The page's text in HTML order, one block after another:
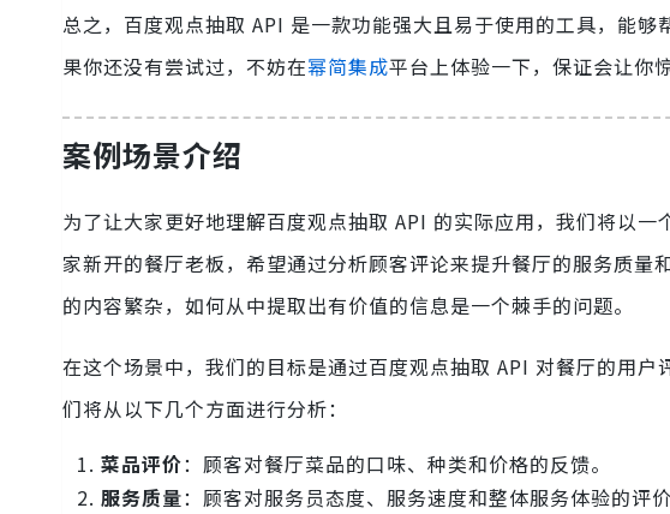
总之，百度观点抽取 API 是一款功能强大且易于使用的工具，能
果你还没有尝试过，不妨在幂简集成平台上体验一下，保证会让你
案例场景介绍
为了让大家更好地理解百度观点抽取 API 的实际应用，我们将以
家新开的餐厅老板，希望通过分析顾客评论来提升餐厅的服务质
的内容繁杂，如何从中提取出有价值的信息是一个棘手的问题。
在这个场景中，我们的目标是通过百度观点抽取 API 对餐厅的用
们将从以下几个方面进行分析：
菜品评价：顾客对餐厅菜品的口味、种类和价格的反馈。
服务质量：顾客对服务员态度、服务速度和整体服务体验的评价